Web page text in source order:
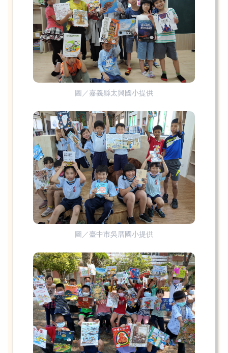
圖／嘉義縣太興國小提供
圖／臺中市吳厝國小提供